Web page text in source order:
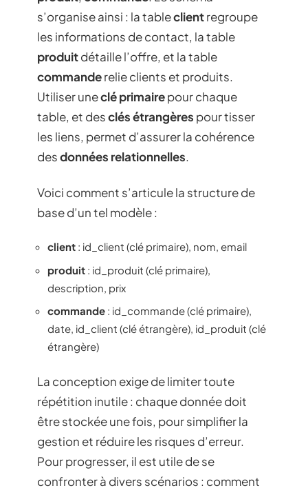
s’organise ainsi : la tableclientregroupe
les informations de contact, la table
produitdétaille l’offre, et la table
commanderelie clients et produits.
Utiliser uneclé primairepour chaque
table, et desclés étrangères pour tisser
les liens, permet d’assurer la cohérence
desdonnées relationnelles.
Voici comment s’articule la structure de
base d’un tel modèle :
client : id_client (clé primaire), nom, email
produit : id_produit (clé primaire),
description, prix
commande : id_commande (clé primaire),
date, id_client (clé étrangère), id_produit (clé
étrangère)
La conception exige de limiter toute
répétition inutile : chaque donnée doit
être stockée une fois, pour simplifier la
gestion et réduire les risques d’erreur.
Pour progresser, il est utile de se
confronter à divers scénarios : comment